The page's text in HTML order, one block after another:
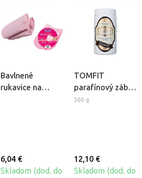
Bavlnené
rukavice na
6,04 €
Skladom (dod. do
TOMFIT
parafínový zábal
- gáfrový
500 g
12,10 €
Skladom (dod. do